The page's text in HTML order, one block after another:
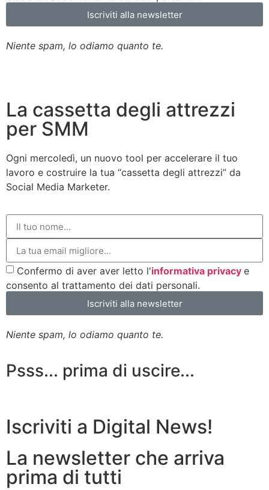
Iscriviti alla newsletter
Niente spam, lo odiamo quanto te.
La cassetta degli attrezzi
per SMM
Ogni mercoledì, un nuovo tool per accelerare il tuo
lavoro e costruire la tua “cassetta degli attrezzi” da
Social Media Marketer.
Confermo di aver aver letto l'informativa privacy e
consento al trattamento dei dati personali.
Iscriviti alla newsletter
Niente spam, lo odiamo quanto te.
Psss... prima di uscire...
Iscriviti a Digital News!
La newsletter che arriva
prima di tutti